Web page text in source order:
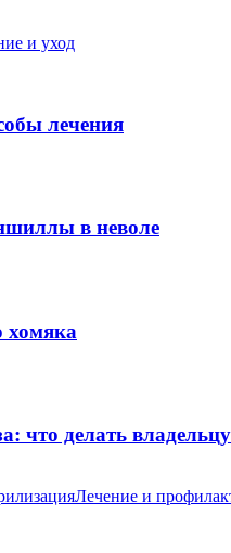
и уход
лечения
в неволе
хомяка
что делать владельцу
Лечение и